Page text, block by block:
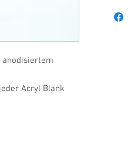
anodisiertem
Acryl Blank